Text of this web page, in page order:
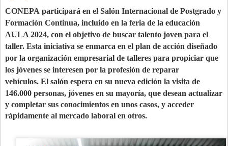
CONEPA participará en el Salón Internacional de Postgrado y
Formación Continua, incluido en la feria de la educación
AULA 2024, con el objetivo de buscar talento joven para el
taller. Esta iniciativa se enmarca en el plan de acción diseñado
por la organización empresarial de talleres para propiciar que
los jóvenes se interesen por la profesión de reparar
vehículos. El salón espera en su nueva edición la visita de
146.000 personas, jóvenes en su mayoría, que desean actualizar
y completar sus conocimientos en unos casos, y acceder
rápidamente al mercado laboral en otros.